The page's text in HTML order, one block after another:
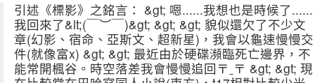
引述《標影》之銘言： &gt; 嗯......我想也是時候了......
我回來了&lt;(￣︶￣)&gt; &gt; &gt; 貌似還欠了不少文
章(幻影、宿命、亞斯文、超新星)，我會以龜速慢慢交
件(就像富x) &gt; &gt; 最近由於硬碟瀕臨死亡邊界，不
能常開楓谷。時空落差我會慢慢追回〒ˍ〒 &gt; &gt; 現